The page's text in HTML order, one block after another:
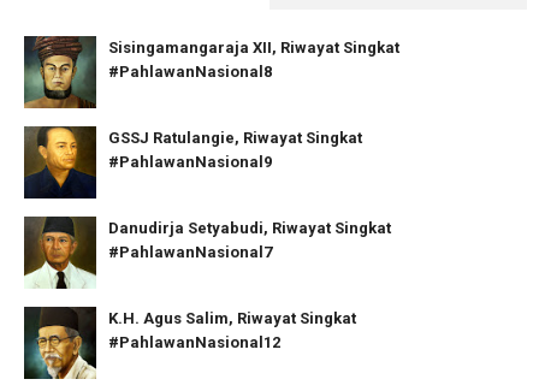
Sisingamangaraja XII, Riwayat Singkat
#PahlawanNasional8
GSSJ Ratulangie, Riwayat Singkat
#PahlawanNasional9
Danudirja Setyabudi, Riwayat Singkat
#PahlawanNasional7
K.H. Agus Salim, Riwayat Singkat
#PahlawanNasional12